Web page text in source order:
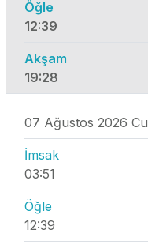
Öğle
12:39
Akşam
19:28
07 Ağustos 2026 Cu
İmsak
03:51
Öğle
12:39